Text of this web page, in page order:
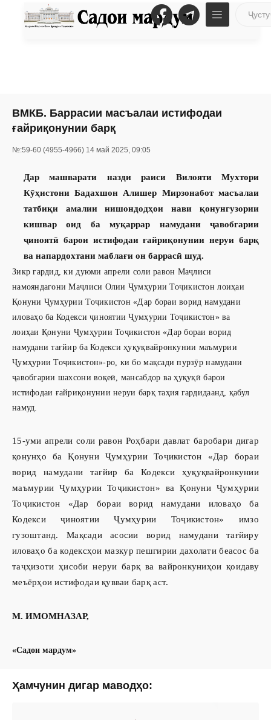
ВМКБ. Баррасии масъалаи истифодаи
ғайриқонунии барқ
№:59-60 (4955-4966) 14 май 2025, 09:05
Дар машварати назди раиси Вилояти Мухтори
Кӯҳистони Бадахшон Алишер Мирзонабот масъалаи
татбиқи амалии нишондодҳои нави қонунгузории
кишвар оид ба муқаррар намудани ҷавобгарии
ҷиноятӣ барои истифодаи ғайриқонунии неруи барқ
ва напардохтани маблағи он баррасӣ шуд.
Зикр гардид, ки дуюми апрели соли равон Маҷлиси
намояндагони Маҷлиси Олии Ҷумҳурии Тоҷикистон лоиҳаи
Қонуни Ҷумҳурии Тоҷикис­тон «Дар бораи ворид намудани
иловаҳо ба Кодекси ҷиноятии Ҷумҳурии Тоҷикистон» ва
лоиҳаи Қонуни Ҷумҳурии Тоҷикистон «Дар бораи ворид
намудани тағйир ба Кодекси ҳуқуқвайронкунии маъмурии
Ҷумҳурии Тоҷикистон»-ро, ки бо мақсади пурзӯр намудани
ҷавобгарии шахсони воқеӣ, мансабдор ва ҳуқуқӣ барои
истифодаи ғайриқонунии неруи барқ таҳия гардидаанд, қабул
намуд.
15-уми апрели соли равон Роҳбари давлат баробари дигар
қонунҳо ба Қонуни Ҷумҳурии Тоҷикистон «Дар бораи
ворид намудани тағйир ба Кодекси ҳуқуқвайронкунии
маъмурии Ҷумҳурии Тоҷикистон» ва Қонуни Ҷумҳурии
Тоҷикистон «Дар бораи ворид намудани иловаҳо ба
Кодекси ҷиноятии Ҷумҳурии Тоҷикистон» имзо
гузоштанд. Мақсади асосии ворид намудани тағйиру
иловаҳо ба кодексҳои мазкур пешгирии дахолати беасос ба
таҷҳизоти ҳисоби неруи барқ ва вайронкуниҳои қоидаву
меъёрҳои истифодаи қувваи барқ аст.
М. ИМОМНАЗАР,
«Садои мардум»
Ҳамчунин дигар маводҳо: